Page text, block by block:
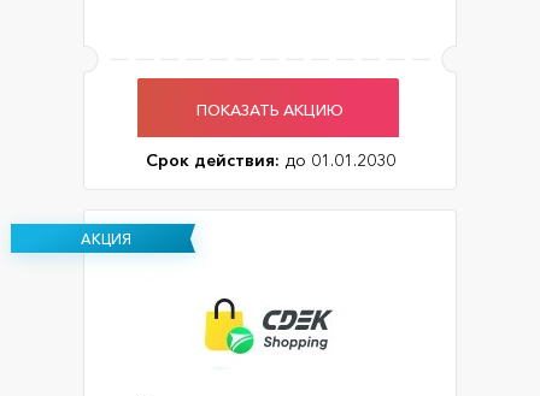
ПОКАЗАТЬ АКЦИЮ
Срок действия: до 01.01.2030
АКЦИЯ